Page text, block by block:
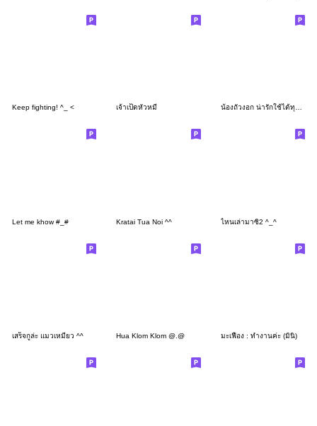
Keep fighting! ^_ < เจ้าเป็ดหัวหมี น้องถั่วงอก น่ารักใช้ได้ทุกวัน
Let me khow #_# Kratai Tua Noi ^^ ไหนเล่ามาซิ2 ^_^
เสร็จกูล่ะ แมวเหมียว ^^ Hua Klom Klom @.@ มะเฟือง : ทำงานค่ะ (มินิ)